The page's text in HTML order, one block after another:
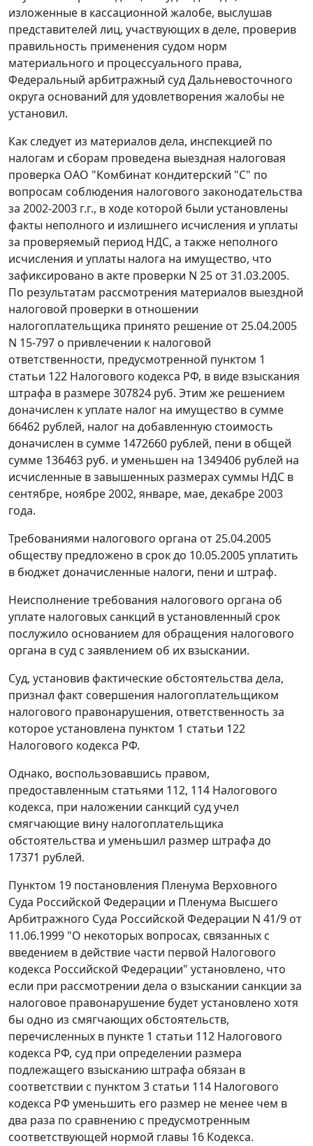
изложенные в кассационной жалобе, выслушав
представителей лиц, участвующих в деле, проверив
правильность применения судом норм
материального и процессуального права,
Федеральный арбитражный суд Дальневосточного
округа оснований для удовлетворения жалобы не
установил.
Как следует из материалов дела, инспекцией по
налогам и сборам проведена выездная налоговая
проверка ОАО "Комбинат кондитерский "С" по
вопросам соблюдения налогового законодательства
за 2002-2003 г.г., в ходе которой были установлены
факты неполного и излишнего исчисления и уплаты
за проверяемый период НДС, а также неполного
исчисления и уплаты налога на имущество, что
зафиксировано в акте проверки N 25 от 31.03.2005.
По результатам рассмотрения материалов выездной
налоговой проверки в отношении
налогоплательщика принято решение от 25.04.2005
N 15-797 о привлечении к налоговой
ответственности, предусмотренной пунктом 1
статьи 122 Налогового кодекса РФ, в виде взыскания
штрафа в размере 307824 руб. Этим же решением
доначислен к уплате налог на имущество в сумме
66462 рублей, налог на добавленную стоимость
доначислен в сумме 1472660 рублей, пени в общей
сумме 136463 руб. и уменьшен на 1349406 рублей на
исчисленные в завышенных размерах суммы НДС в
сентябре, ноябре 2002, январе, мае, декабре 2003
года.
Требованиями налогового органа от 25.04.2005
обществу предложено в срок до 10.05.2005 уплатить
в бюджет доначисленные налоги, пени и штраф.
Неисполнение требования налогового органа об
уплате налоговых санкций в установленный срок
послужило основанием для обращения налогового
органа в суд с заявлением об их взыскании.
Суд, установив фактические обстоятельства дела,
признал факт совершения налогоплательщиком
налогового правонарушения, ответственность за
которое установлена пунктом 1 статьи 122
Налогового кодекса РФ.
Однако, воспользовавшись правом,
предоставленным статьями 112, 114 Налогового
кодекса, при наложении санкций суд учел
смягчающие вину налогоплательщика
обстоятельства и уменьшил размер штрафа до
17371 рублей.
Пунктом 19 постановления Пленума Верховного
Суда Российской Федерации и Пленума Высшего
Арбитражного Суда Российской Федерации N 41/9 от
11.06.1999 "О некоторых вопросах, связанных с
введением в действие части первой Налогового
кодекса Российской Федерации" установлено, что
если при рассмотрении дела о взыскании санкции за
налоговое правонарушение будет установлено хотя
бы одно из смягчающих обстоятельств,
перечисленных в пункте 1 статьи 112 Налогового
кодекса РФ, суд при определении размера
подлежащего взысканию штрафа обязан в
соответствии с пунктом 3 статьи 114 Налогового
кодекса РФ уменьшить его размер не менее чем в
два раза по сравнению с предусмотренным
соответствующей нормой главы 16 Кодекса.